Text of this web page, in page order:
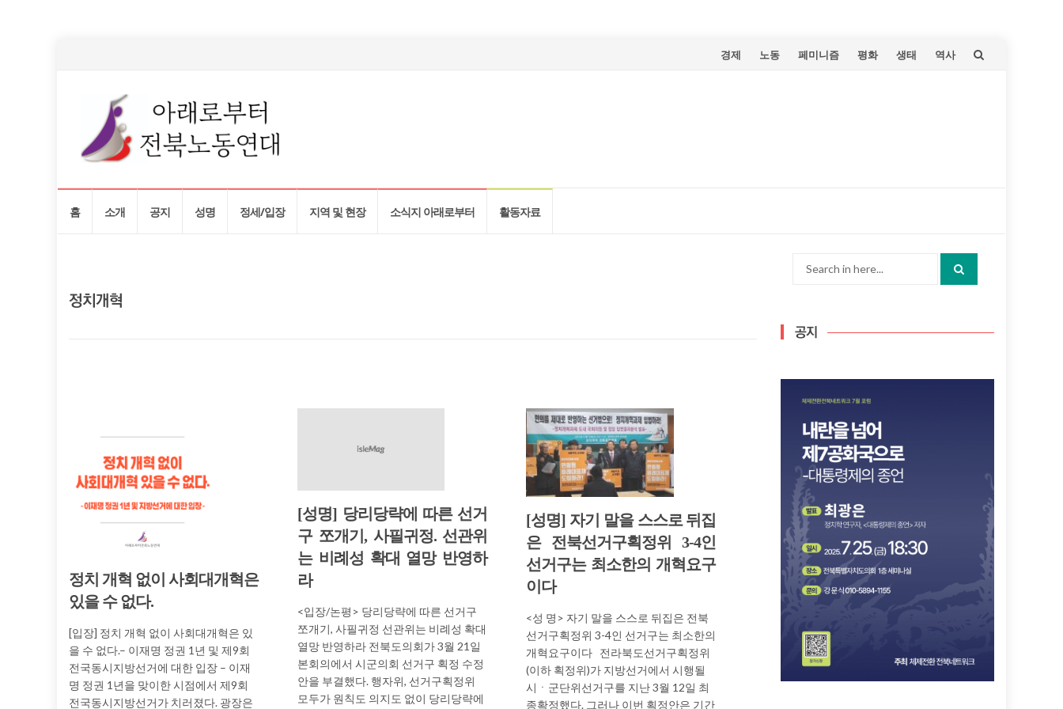
Skip
경제 노동 페미니즘 평화 생태 역사
홈 소개 공지 성명 정세/입장 지역 및 현장 소식지 아래로부터 활동자료
정치개혁
정치 개혁 없이 사회대개혁은
있을 수 없다.
[입장] 정치 개혁 없이 사회대개혁은 있
을 수 없다.– 이재명 정권 1년 및 제9회
전국동시지방선거에 대한 입장 – 이재
명 정권 1년을 맞이한 시점에서 제9회
전국동시지방선거가 치러졌다. 광장은
[성명] 당리당략에 따른 선거
구 쪼개기, 사필귀정. 선관위
는 비례성 확대 열망 반영하
라
<입장/논평> 당리당략에 따른 선거구
쪼개기, 사필귀정 선관위는 비례성 확대
열망 반영하라 전북도의회가 3월 21일
본회의에서 시군의회 선거구 획정 수정
안을 부결했다. 행자위, 선거구획정위
모두가 원칙도 의지도 없이 당리당략에
[성명] 자기 말을 스스로 뒤집
은 전북선거구획정위 3-4인
선거구는 최소한의 개혁요구
이다
<성 명> 자기 말을 스스로 뒤집은 전북
선거구획정위 3-4인 선거구는 최소한의
개혁요구이다 전라북도선거구획정위
(이하 획정위)가 지방선거에서 시행될
시ㆍ군단위선거구를 지난 3월 12일 최
종확정했다. 그러나 이번 획정안은 기간
공지